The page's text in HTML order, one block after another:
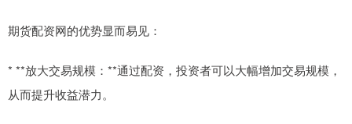
期货配资网的优势显而易见：
* **放大交易规模：**通过配资，投资者可以大幅增加交易规模，
从而提升收益潜力。